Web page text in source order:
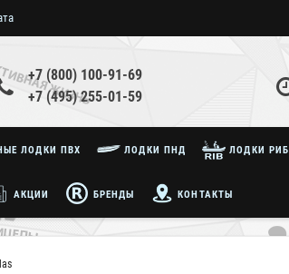
+7 (800) 100-91-69
+7 (495) 255-01-59
ЛОДКИ ПВХ ЛОДКИ ПНД ЛОДКИ РИБ
АКЦИИ БРЕНДЫ КОНТАКТЫ